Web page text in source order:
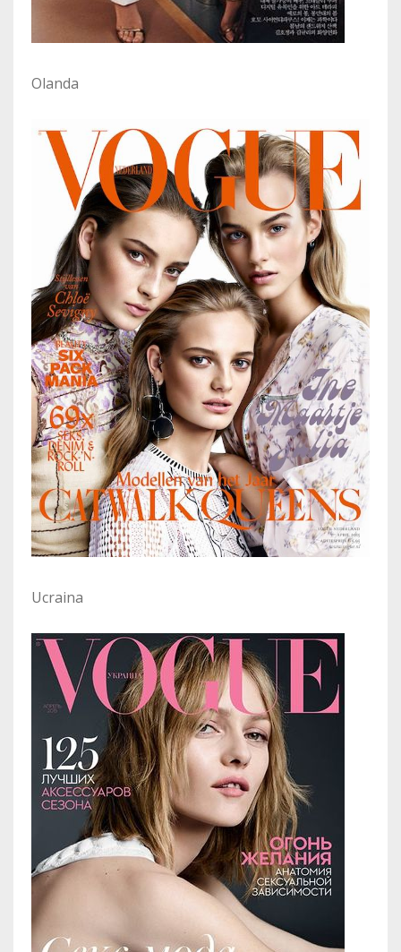
Olanda
Ucraina